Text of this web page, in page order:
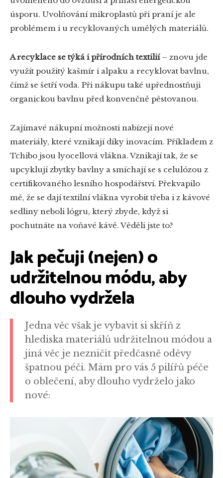
úsporu. Uvolňování mikroplastů při praní je ale
problémem i u recyklovaných umělých materiálů.
A recyklace se týká i přírodních textilií– znovu jde
využít použitý kašmír i alpaku a recyklovat bavlnu,
čímž se šetří voda. Při nákupu také upřednostňuji
organickou bavlnu před konvenčně pěstovanou.
Zajímavé nákupní možnosti nabízejí nové
materiály, které vznikají díky inovacím. Příkladem z
Tchibo jsou lyocellová vlákna. Vznikají tak, že se
upcyklují zbytky bavlny a smíchají se s celulózou z
certifikovaného lesního hospodářství. Překvapilo
mě, že se dají textilní vlákna vyrobit třeba i z kávové
sedliny neboli lógru, který zbyde, když si
pochutnáte na voňavé kávě. Věděli jste to?
Jak pečuji (nejen) o
udržitelnou módu, aby
dlouho vydržela
Jedna věc však je vybavit si skříň z
hlediska materiálů udržitelnou módou a
jiná věc je nezničit předčasně oděvy
špatnou péči. Mám pro vás 5 pilířů péče
o oblečení, aby dlouho vydrželo jako
nové: